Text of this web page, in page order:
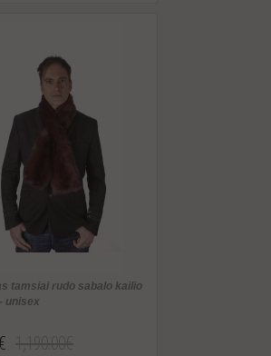
tamsiai rudo sabalo kailio
unisex